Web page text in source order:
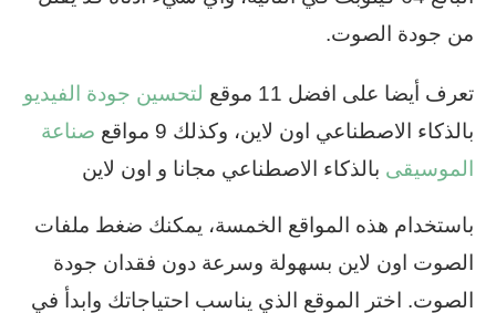
من جودة الصوت.
تعرف أيضا على افضل 11 موقع
لتحسين جودة الفيديو
بالذكاء الاصطناعي اون لاين، وكذلك 9 مواقع
صناعة
الموسيقى بالذكاء الاصطناعي مجانا و اون لاين
باستخدام هذه المواقع الخمسة، يمكنك ضغط ملفات
الصوت اون لاين بسهولة وسرعة دون فقدان جودة
الصوت. اختر الموقع الذي يناسب احتياجاتك وابدأ في